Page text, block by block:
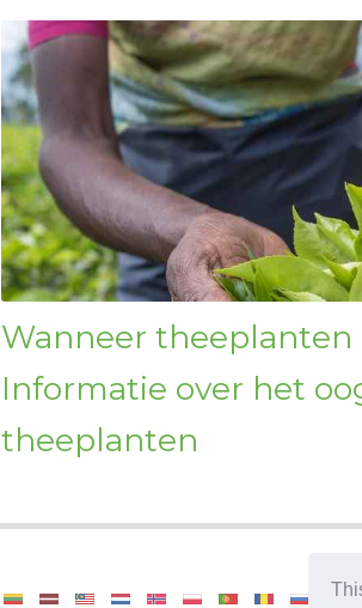
Wanneer theeplanten
Informatie over het
theeplanten